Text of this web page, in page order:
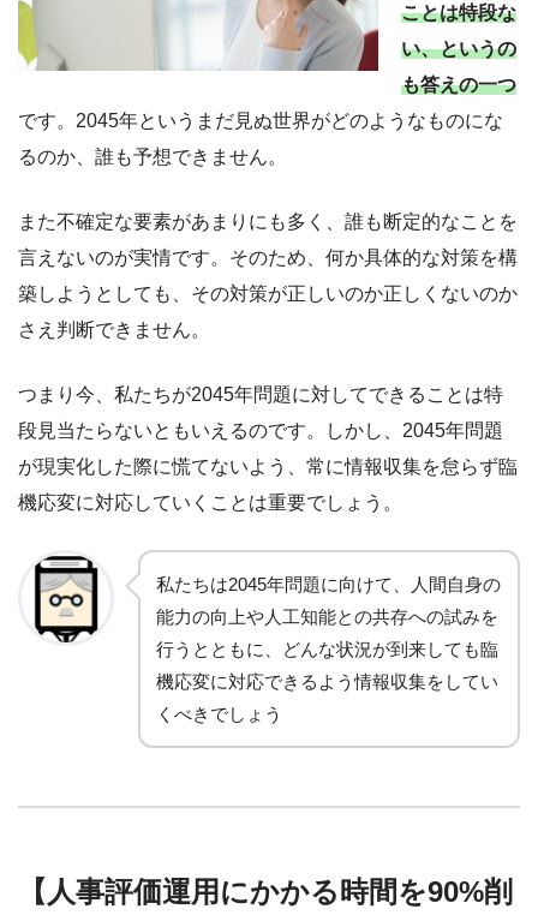
ことは特段な
い、というの
も答えの一つ
です。2045年というまだ見ぬ世界がどのようなものにな
るのか、誰も予想できません。
また不確定な要素があまりにも多く、誰も断定的なことを
言えないのが実情です。そのため、何か具体的な対策を構
築しようとしても、その対策が正しいのか正しくないのか
さえ判断できません。
つまり今、私たちが2045年問題に対してできることは特
段見当たらないともいえるのです。しかし、2045年問題
が現実化した際に慌てないよう、常に情報収集を怠らず臨
機応変に対応していくことは重要でしょう。
私たちは2045年問題に向けて、人間自身の
能力の向上や人工知能との共存への試みを
行うとともに、どんな状況が到来しても臨
機応変に対応できるよう情報収集をしてい
くべきでしょう
【人事評価運用にかかる時間を90%削